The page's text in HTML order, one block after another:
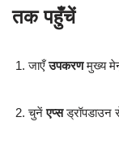
तक पहुँचें
जाएँउपकरणमुख्य
चुनेंएप्सड्रॉपडाउन